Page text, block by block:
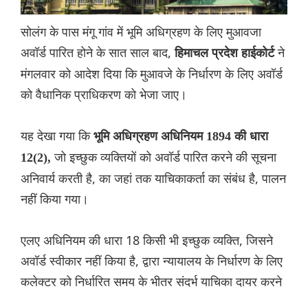
सोलंग के पास मंगू गांव में भूमि अधिग्रहण के लिए मुआवजा
अवॉर्ड पारित होने के सात साल बाद,हिमाचल प्रदेश हाईकोर्टने
मंगलवार को आदेश दिया कि मुआवजे के निर्धारण के लिए अवॉर्ड
को वैधानिक प्राधिकरण को भेजा जाए।
यह देखा गया कि भूमि अधिग्रहण अधिनियम 1894 की धारा
12(2),जो इच्छुक व्यक्तियों को अवॉर्ड पारित करने की सूचना
अनिवार्य करती है, का जहां तक याचिकाकर्ता का संबंध है, पालन
नहीं किया गया।
एलए अधिनियम की धारा 18 किसी भी इच्छुक व्यक्ति, जिसने
अवॉर्ड स्वीकार नहीं किया है, द्वारा न्यायालय के निर्धारण के लिए
कलेक्टर को निर्धारित समय के भीतर संदर्भ याचिका दायर करने